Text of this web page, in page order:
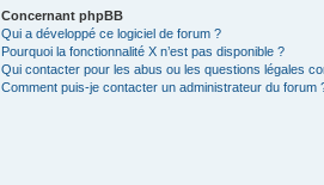
Concernant phpBB
Qui a développé ce logiciel de forum ?
Pourquoi la fonctionnalité X n’est pas disponible ?
Qui contacter pour les abus ou les questions légales
Comment puis-je contacter un administrateur du forum